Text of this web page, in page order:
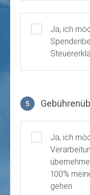
Ja, ich
5
Ja, ich
100%
gehen